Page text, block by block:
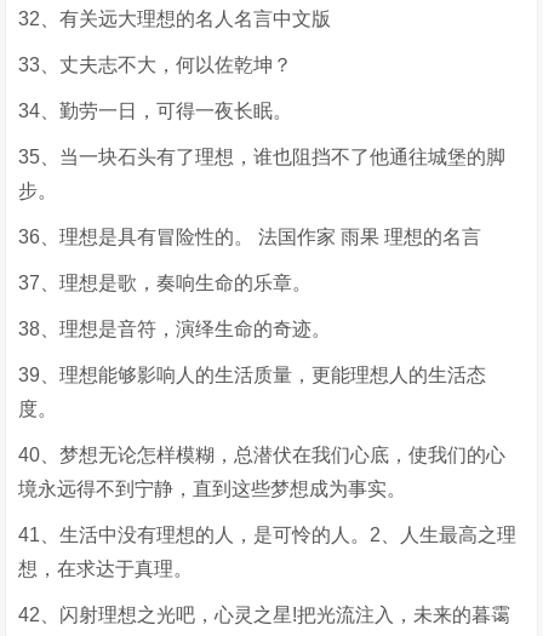
32、有关远大理想的名人名言中文版
33、丈夫志不大，何以佐乾坤？
34、勤劳一日，可得一夜长眠。
35、当一块石头有了理想，谁也阻挡不了他通往城堡的脚
步。
36、理想是具有冒险性的。 法国作家 雨果 理想的名言
37、理想是歌，奏响生命的乐章。
38、理想是音符，演绎生命的奇迹。
39、理想能够影响人的生活质量，更能理想人的生活态
度。
40、梦想无论怎样模糊，总潜伏在我们心底，使我们的心
境永远得不到宁静，直到这些梦想成为事实。
41、生活中没有理想的人，是可怜的人。2、人生最高之理
想，在求达于真理。
42、闪射理想之光吧，心灵之星!把光流注入，未来的暮霭